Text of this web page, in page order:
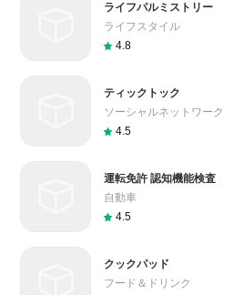
ライフパルミストリー
ライフスタイル
4.8
ティックトック
ソーシャルネットワーク
4.5
運転免許 認知機能検査
自動車
4.5
クックパッド
フード＆ドリンク